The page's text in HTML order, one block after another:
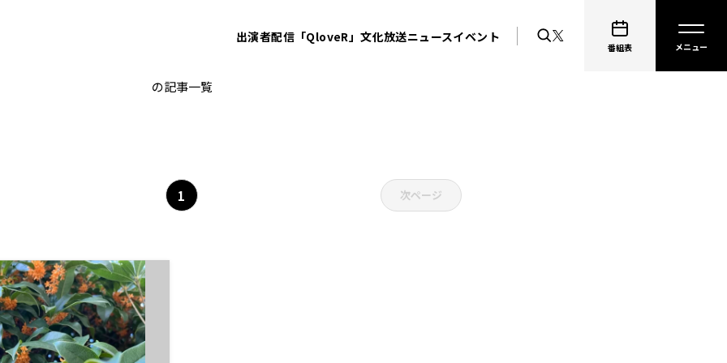
出演者配信「QloveR」文化放送ニュースイベント
番組表
旧統一教会問題
の記事一覧
1 次ページ